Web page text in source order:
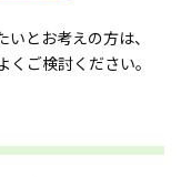
とお考えの方は、
ご検討ください。